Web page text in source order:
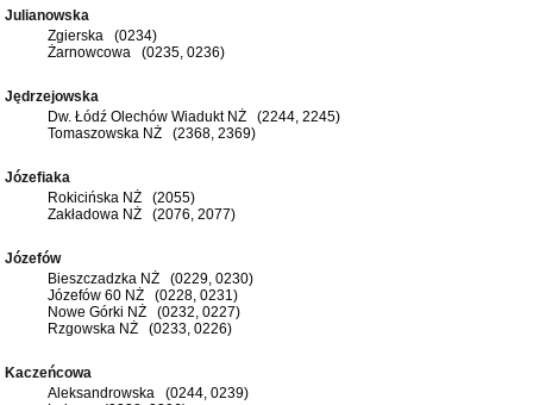
Julianowska
Zgierska (0234)
Żarnowcowa (0235, 0236)
Jędrzejowska
Dw. Łódź Olechów Wiadukt NŻ (2244, 2245)
Tomaszowska NŻ (2368, 2369)
Józefiaka
Rokicińska NŻ (2055)
Zakładowa NŻ (2076, 2077)
Józefów
Bieszczadzka NŻ (0229, 0230)
Józefów 60 NŻ (0228, 0231)
Nowe Górki NŻ (0232, 0227)
Rzgowska NŻ (0233, 0226)
Kaczeńcowa
Aleksandrowska (0244, 0239)